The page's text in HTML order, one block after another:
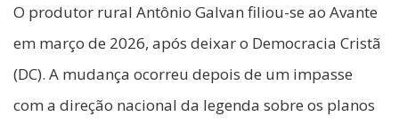
O produtor rural Antônio Galvan filiou-se ao Avante
em março de 2026, após deixar o Democracia Cristã
(DC). A mudança ocorreu depois de um impasse
com a direção nacional da legenda sobre os planos